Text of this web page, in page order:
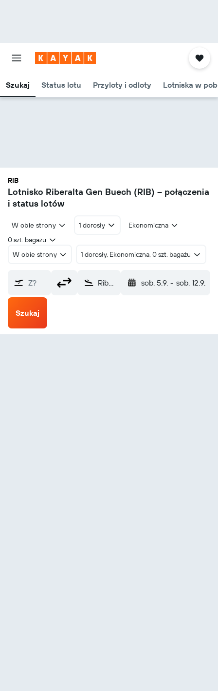
Szukaj Status lotu Przyloty i odloty Lotniska w
RIB
Lotnisko Riberalta Gen Buech (RIB) – połączenia
i status lotów
W obie strony 1 dorosły
Ekonomiczna
0 szt. bagażu
W obie strony
1 dorosły, Ekonomiczna, 0 szt. bagażu
Z? Riberalta Gen Buech (RIB) sob. 5.9. - sob. 12.9.
Szukaj